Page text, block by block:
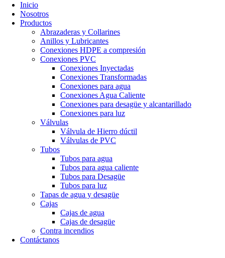
Inicio
Nosotros
Productos
Abrazaderas y Collarines
Anillos y Lubricantes
Conexiones HDPE a compresión
Conexiones PVC
Conexiones Inyectadas
Conexiones Transformadas
Conexiones para agua
Conexiones Agua Caliente
Conexiones para desagüe y alcantarillado
Conexiones para luz
Válvulas
Válvula de Hierro dúctil
Válvulas de PVC
Tubos
Tubos para agua
Tubos para agua caliente
Tubos para Desagüe
Tubos para luz
Tapas de agua y desagüe
Cajas
Cajas de agua
Cajas de desagüe
Contra incendios
Contáctanos